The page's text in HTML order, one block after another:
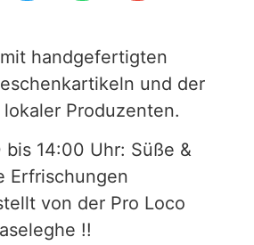
handgefertigten
und der
Produzenten.
bis 14:00 Uhr: Süße &
Erfrischungen
von der Pro Loco
!!